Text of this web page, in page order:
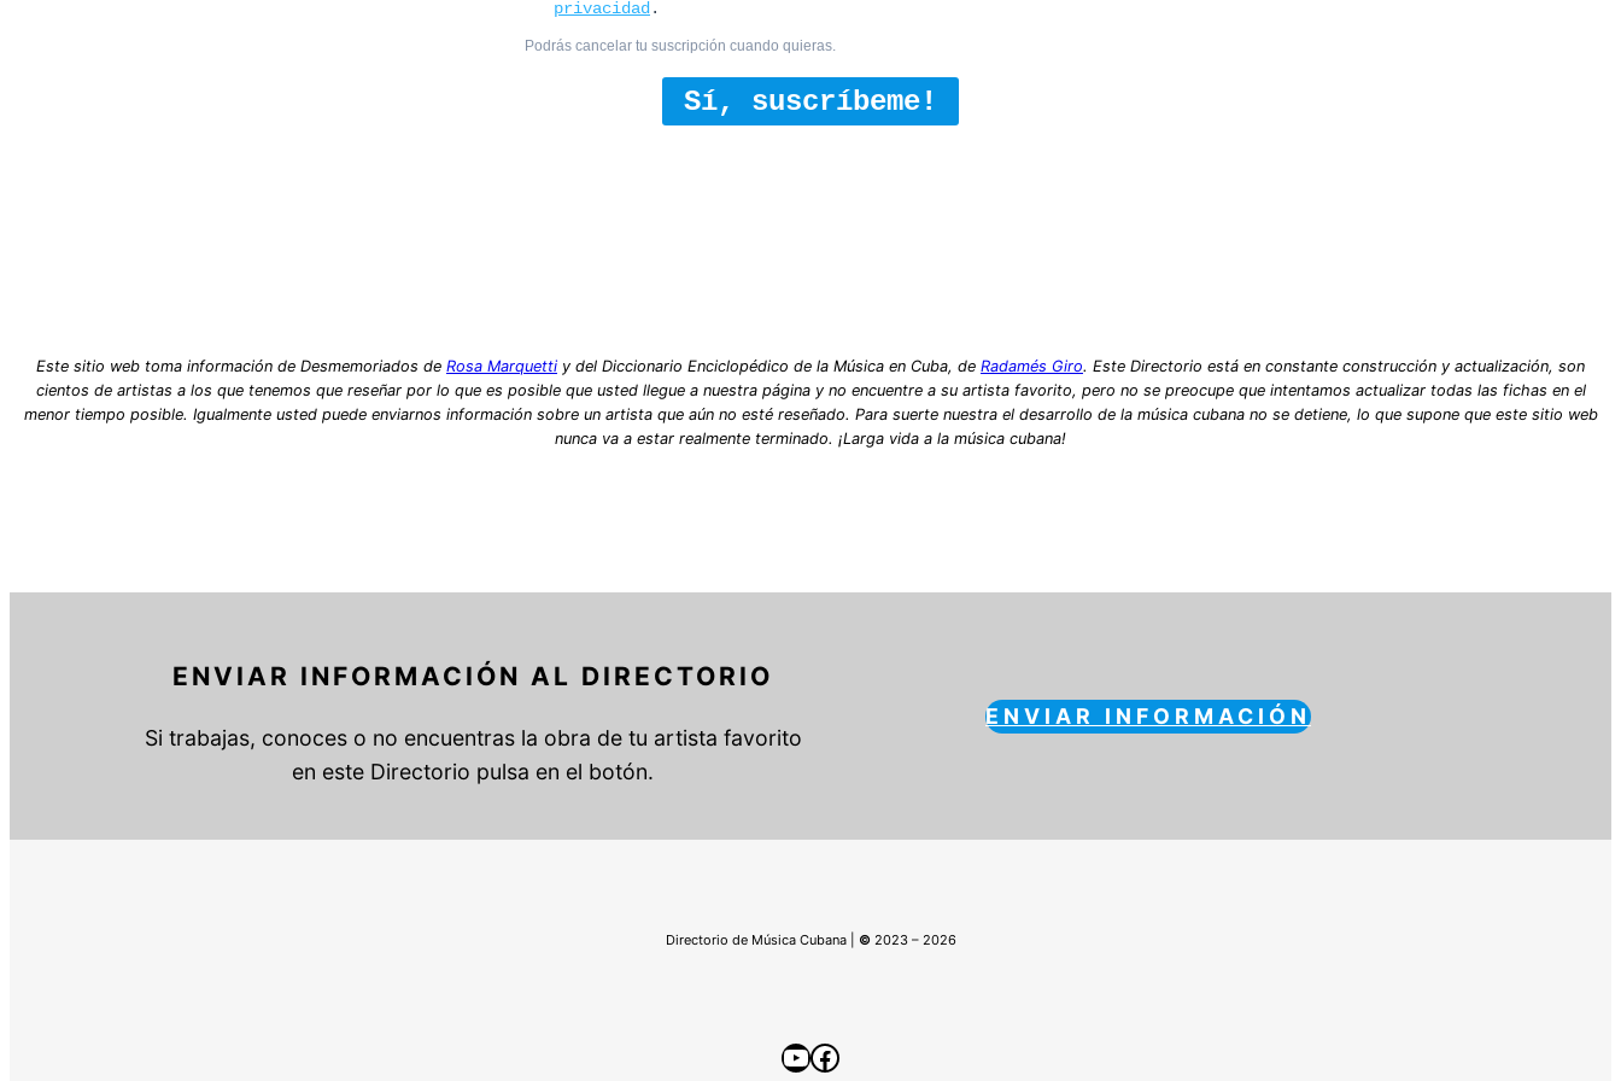
privacidad.
Podrás cancelar tu suscripción cuando quieras.
Sí, suscríbeme!
Este sitio web toma información de Desmemoriados de Rosa Marquetti y del Diccionario Enciclopédico de la Música en Cuba, de Radamés Giro. Este Directorio está en constante construcción y actualización, son
cientos de artistas a los que tenemos que reseñar por lo que es posible que usted llegue a nuestra página y no encuentre a su artista favorito, pero no se preocupe que intentamos actualizar todas las fichas en el
menor tiempo posible. Igualmente usted puede enviarnos información sobre un artista que aún no esté reseñado. Para suerte nuestra el desarrollo de la música cubana no se detiene, lo que supone que este sitio web
nunca va a estar realmente terminado. ¡Larga vida a la música cubana!
ENVIAR INFORMACIÓN AL DIRECTORIO
Si trabajas, conoces o no encuentras la obra de tu artista favorito
en este Directorio pulsa en el botón.
ENVIAR INFORMACIÓN
Directorio de Música Cubana | © 2023 – 2026
YouTube
Facebook